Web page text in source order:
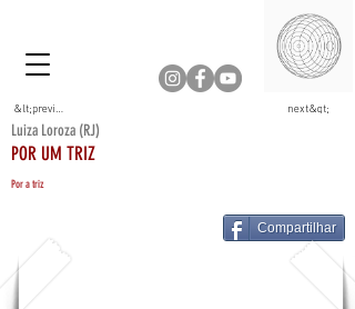
&lt;previous next&gt;
Luiza Loroza (RJ)
POR UM TRIZ
Por a triz
Compartilhar